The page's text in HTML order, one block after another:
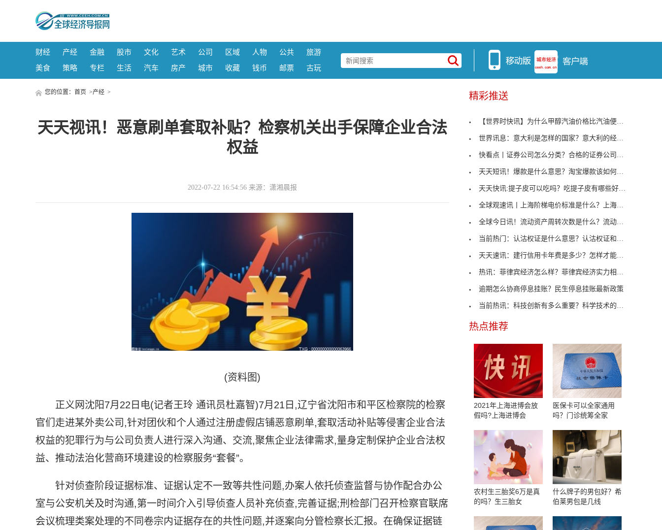
财经 产经 金融 股市 文化 艺术 公司 区域 人物 公共
旅游
美食
策略 专栏 生活 汽车 房产 城市 收藏 钱币 邮票 古玩
您的位置： 首页 >产经 >
天天视讯！恶意刷单套取补贴？检察机关出手保障企业合法
权益
2022-07-22 16:54:56 来源：潇湘晨报
(资料图)
正义网沈阳7月22日电(记者王玲 通讯员杜嘉智)7月21日,辽宁省沈阳市和平区检察院的检察
官们走进某外卖公司,针对团伙和个人通过注册虚假店铺恶意刷单,套取活动补贴等侵害企业合法
权益的犯罪行为与公司负责人进行深入沟通、交流,聚焦企业法律需求,量身定制保护企业合法权
益、推动法治化营商环境建设的检察服务“套餐”。
针对侦查阶段证据标准、证据认定不一致等共性问题,办案人依托侦查监督与协作配合办公
室与公安机关及时沟通,第一时间介入引导侦查人员补充侦查,完善证据;刑检部门召开检察官联席
会议梳理类案处理的不同卷宗内证据存在的共性问题,并逐案向分管检察长汇报。在确保证据链
精彩推送
【世界时快讯】为什么甲醇汽油价格比汽油便宜？甲醇
世界讯息：意大利是怎样的国家？意大利的经济水平如
快看点丨证券公司怎么分类？合格的证券公司需要具备
天天短讯！爆款是什么意思？淘宝爆款该如何打造？
天天快讯:提子皮可以吃吗？吃提子皮有哪些好处？
全球观速讯丨上海阶梯电价标准是什么？上海阶梯电价
全球今日讯！流动资产周转次数是什么？流动资产周转
当前热门：认沽权证是什么意思？认沽权证和认售权证
天天速讯：建行信用卡年费是多少？怎样才能免年费？
热讯：菲律宾经济怎么样？菲律宾经济实力相当于我国
逾期怎么协商停息挂账？民生停息挂账最新政策
当前热讯：科技创新有多么重要？科学技术的发展有哪
热点推荐
2021年上海进博会放
假吗?上海进博会
医保卡可以全家通用
吗？门诊统筹全家
农村生三胎奖6万是真
的吗？生三胎女
什么牌子的男包好？希
伯莱男包是几线